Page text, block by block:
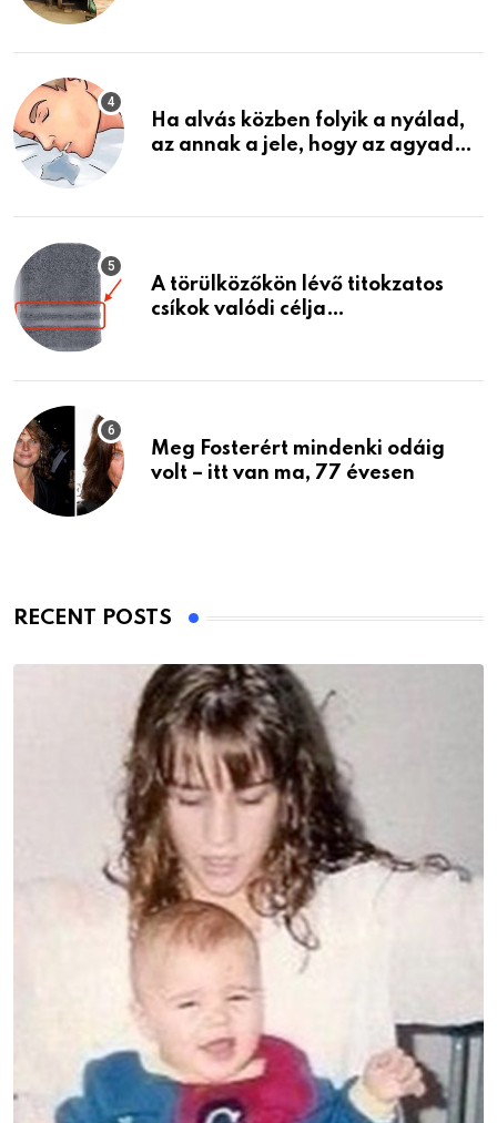
életemet
Ha alvás közben folyik a nyálad,
az annak a jele, hogy az agyad…
A törülközőkön lévő titokzatos
csíkok valódi célja…
Meg Fosterért mindenki odáig
volt – itt van ma, 77 évesen
RECENT POSTS